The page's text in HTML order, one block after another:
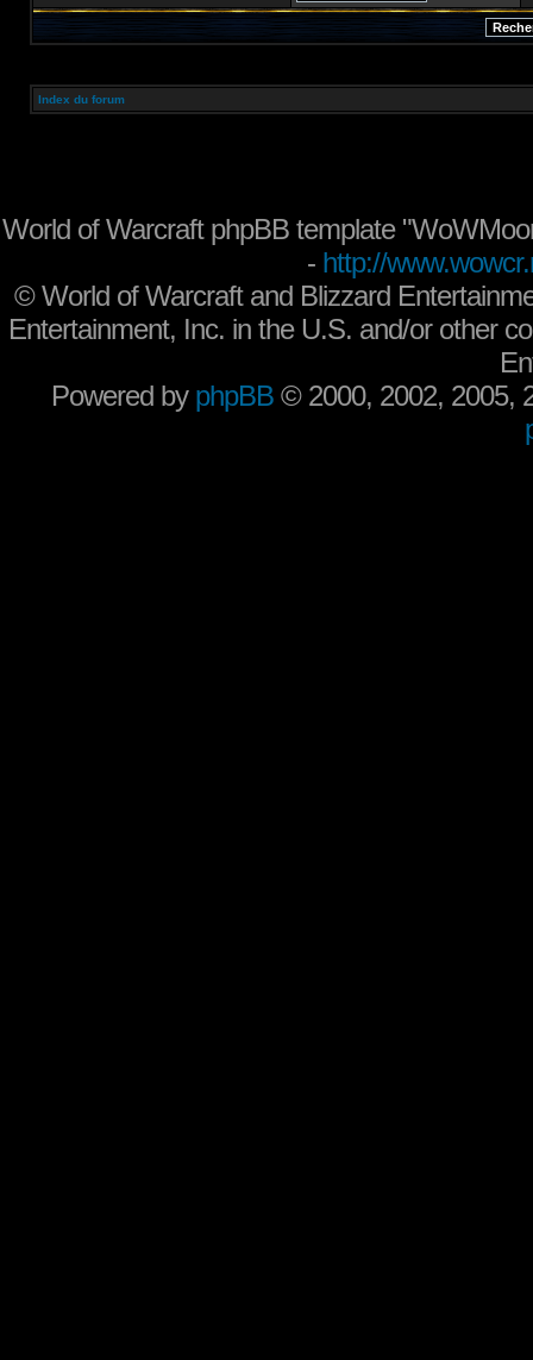
Index du forum
World of Warcraft phpBB template
- http://
©World of Warcraft and Blizzard
Entertainment, Inc. in the U.S. and/or other
Powered by phpBB © 2000, 2002, 2005,